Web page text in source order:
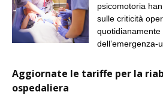
psicomotoria
sulle criticità
quotidianamente
dell’emergenza-
Aggiornate le tariffe per la
ospedaliera